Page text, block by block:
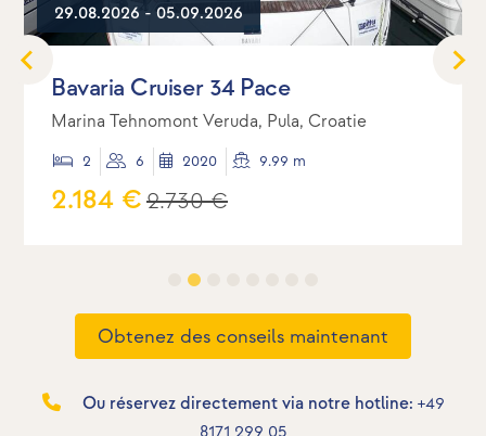
29.08.2026 - 05.09.2026
Bavaria Cruiser 34 Pace
Marina Tehnomont Veruda, Pula, Croatie
2 6 2020 9.99 m
2.184 €2.730 €
Obtenez des conseils maintenant
Ou réservez directement via notre hotline: +49